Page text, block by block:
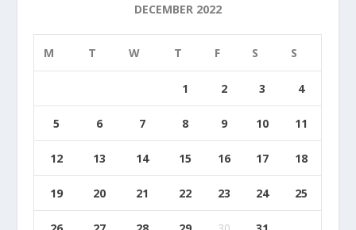
DECEMBER 2022
M T W T F S S
1 2 3 4
5 6 7 8 9 10 11
12 13 14 15 16 17 18
19 20 21 22 23 24 25